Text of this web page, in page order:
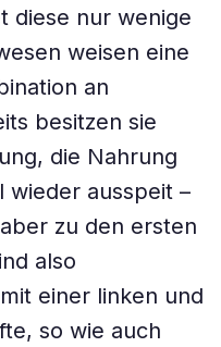
diese nur wenige
weisen eine
an
besitzen sie
die Nahrung
wieder ausspeit –
zu den ersten
also
einer linken und
so wie auch